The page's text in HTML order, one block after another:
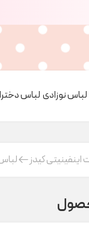
لباس نوزادی لباس
کیدز